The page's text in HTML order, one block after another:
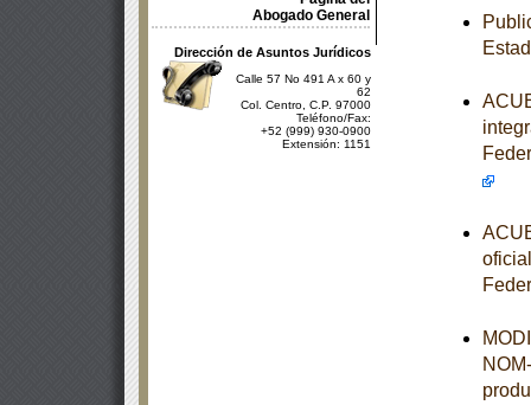
Abogado General
Dirección de Asuntos Jurídicos
Calle 57 No 491 A x 60 y
62
Col. Centro, C.P. 97000
Teléfono/Fax:
+52 (999) 930-0900
Extensión: 1151